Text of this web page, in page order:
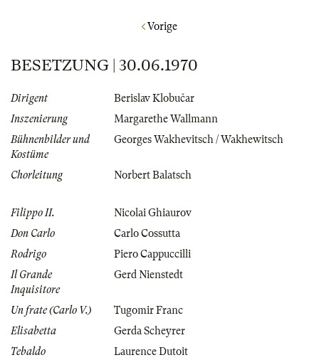
Vorige
BESETZUNG | 30.06.1970
Dirigent
Berislav Klobučar
Inszenierung
Margarethe Wallmann
Bühnenbilder und
Kostüme
Georges Wakhevitsch / Wakhewitsch
Chorleitung Norbert Balatsch
Filippo II.
Nicolai Ghiaurov
Don Carlo
Carlo Cossutta
Rodrigo
Piero Cappuccilli
Il Grande
Inquisitore
Gerd Nienstedt
Un frate (Carlo V.)
Tugomir Franc
Elisabetta
Gerda Scheyrer
Tebaldo
Laurence Dutoit